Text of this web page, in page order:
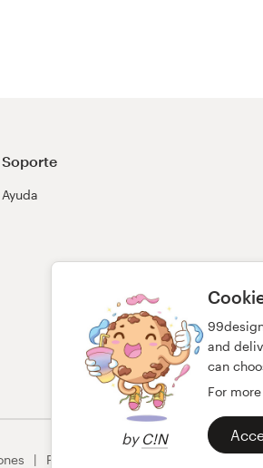
by C!N
and
can
For
Soporte
Ayuda
Privacidad